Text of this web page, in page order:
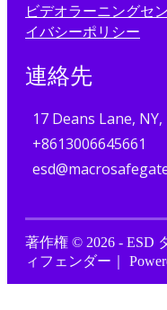
ビデオラーニングセ
イバシーポリシー
連絡先
17 Deans Lane, NY,
+8613006645661
著作権 © 2026 - ESD
ィフェンダー｜